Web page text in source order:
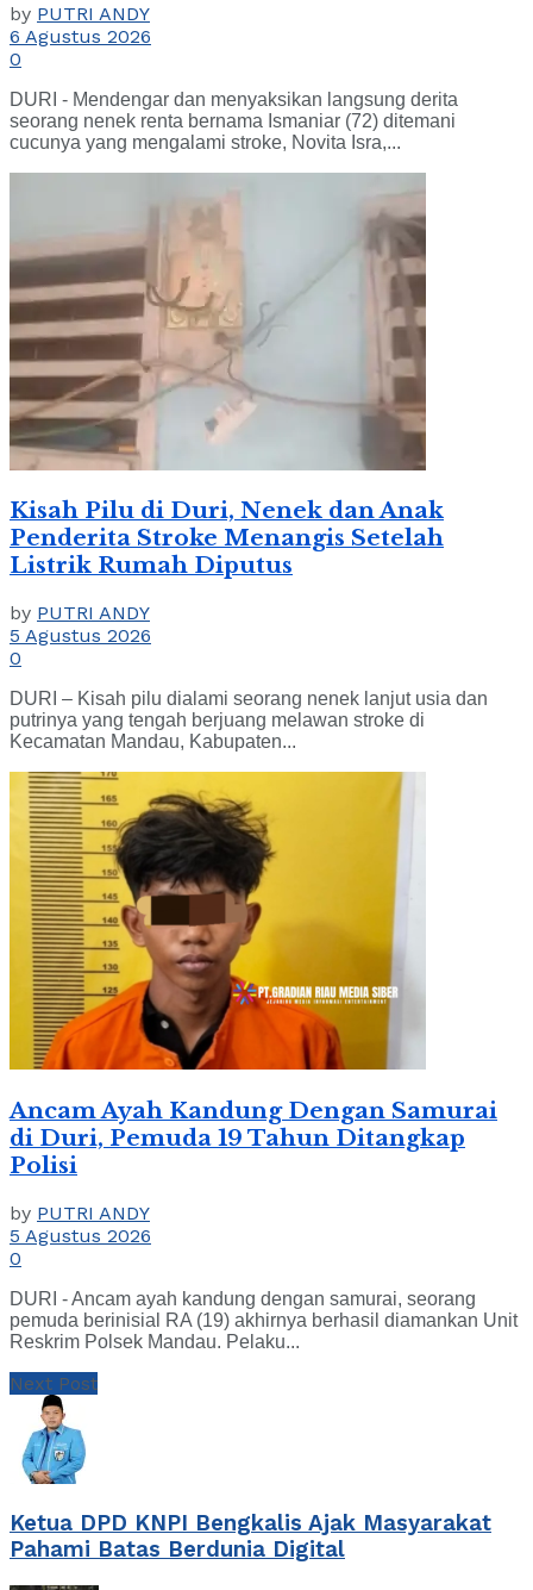
by PUTRI ANDY
6 Agustus 2026
0
DURI - Mendengar dan menyaksikan langsung derita
seorang nenek renta bernama Ismaniar (72) ditemani
cucunya yang mengalami stroke, Novita Isra,...
Kisah Pilu di Duri, Nenek dan Anak
Penderita Stroke Menangis Setelah
Listrik Rumah Diputus
by PUTRI ANDY
5 Agustus 2026
0
DURI – Kisah pilu dialami seorang nenek lanjut usia dan
putrinya yang tengah berjuang melawan stroke di
Kecamatan Mandau, Kabupaten...
Ancam Ayah Kandung Dengan Samurai
di Duri, Pemuda 19 Tahun Ditangkap
Polisi
by PUTRI ANDY
5 Agustus 2026
0
DURI - Ancam ayah kandung dengan samurai, seorang
pemuda berinisial RA (19) akhirnya berhasil diamankan Unit
Reskrim Polsek Mandau. Pelaku...
Next Post
Ketua DPD KNPI Bengkalis Ajak Masyarakat
Pahami Batas Berdunia Digital